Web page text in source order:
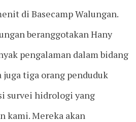
di Basecamp Walungan.
beranggotakan Hany
pengalaman dalam bidang
tiga orang penduduk
survei hidrologi yang
kami. Mereka akan